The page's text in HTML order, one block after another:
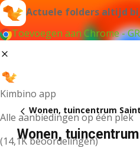
Actuele folders altijd
Toevoegen aan Chrome -
Kimbino app
Alle aanbiedingen op één plek
(14,1K beoordelingen)
Wonen, tuincentrum
Wonen,